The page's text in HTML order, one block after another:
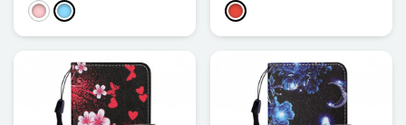
RosaAzul claro Rojo